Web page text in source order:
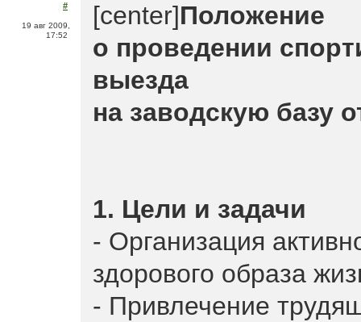
#
19 авг 2009,
17:52
[center]Положение
о проведении
выезда
на заводскую базу
1. Цели и задачи
- Организация
здорового образа
- Привлечение